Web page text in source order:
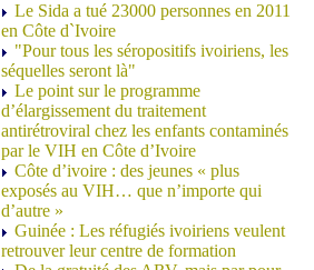
Le Sida a tué 23000 personnes en 2011
en Côte d`Ivoire
"Pour tous les séropositifs ivoiriens, les
séquelles seront là"
Le point sur le programme
d’élargissement du traitement
antirétroviral chez les enfants contaminés
par le VIH en Côte d’Ivoire
Côte d’ivoire : des jeunes « plus
exposés au VIH… que n’importe qui
d’autre »
Guinée : Les réfugiés ivoiriens veulent
retrouver leur centre de formation